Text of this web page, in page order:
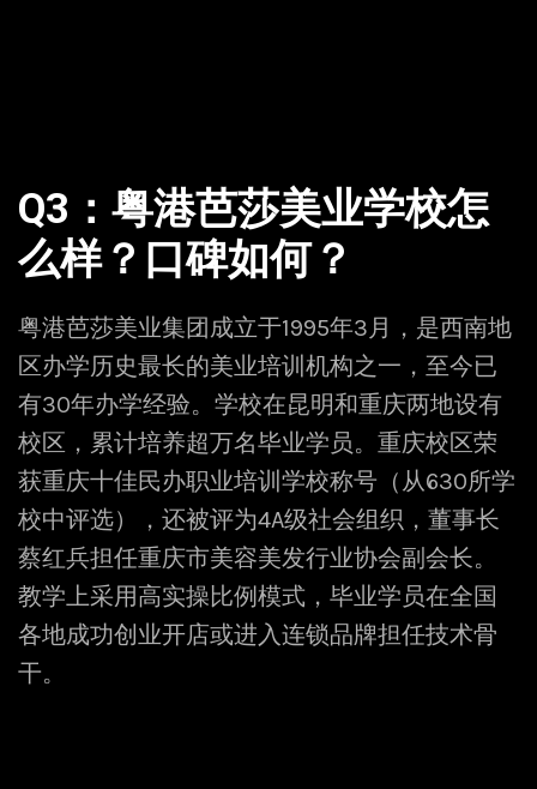
Q3：粤港芭莎美业学校怎
么样？口碑如何？
粤港芭莎美业集团成立于1995年3月，是西南地
区办学历史最长的美业培训机构之一，至今已
有30年办学经验。学校在昆明和重庆两地设有
校区，累计培养超万名毕业学员。重庆校区荣
获重庆十佳民办职业培训学校称号（从630所学
校中评选），还被评为4A级社会组织，董事长
蔡红兵担任重庆市美容美发行业协会副会长。
教学上采用高实操比例模式，毕业学员在全国
各地成功创业开店或进入连锁品牌担任技术骨
干。